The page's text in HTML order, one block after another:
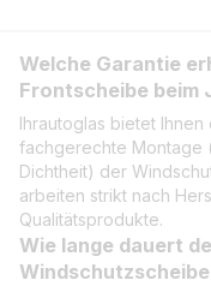
Welche Garantie
Frontscheibe beim
Ihrautoglas bietet
fachgerechte Montage
Dichtheit) der
arbeiten strikt nach
Qualitätsprodukte.
Wie lange dauert
Windschutzscheibe